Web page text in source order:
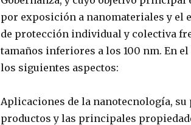
por exposición a nanomateriales y el
de protección individual y colectiva
tamaños inferiores a los 100 nm. En
los siguientes aspectos:
Aplicaciones de la nanotecnología,
productos y las principales